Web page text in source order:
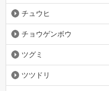
チュウヒ
チョウゲンボウ
ツグミ
ツツドリ